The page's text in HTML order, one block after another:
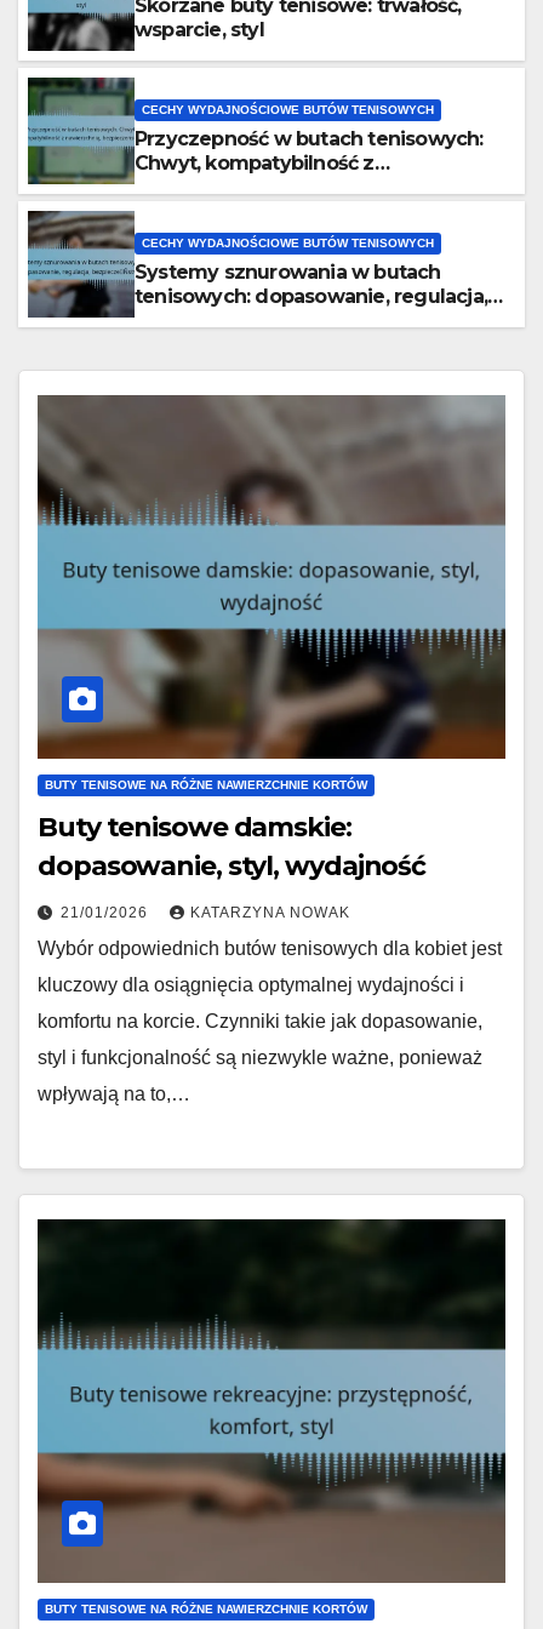
Skórzane buty tenisowe: trwałość,
wsparcie, styl
CECHY WYDAJNOŚCIOWE BUTÓW TENISOWYCH
Przyczepność w butach tenisowych:
Chwyt, kompatybilność z
CECHY WYDAJNOŚCIOWE BUTÓW TENISOWYCH
Systemy sznurowania w butach
tenisowych: dopasowanie, regulacja,
BUTY TENISOWE NA RÓŻNE NAWIERZCHNIE KORTÓW
Buty tenisowe damskie:
dopasowanie, styl, wydajność
21/01/2026 KATARZYNA NOWAK
Wybór odpowiednich butów tenisowych dla kobiet jest
kluczowy dla osiągnięcia optymalnej wydajności i
komfortu na korcie. Czynniki takie jak dopasowanie,
styl i funkcjonalność są niezwykle ważne, ponieważ
wpływają na to,…
BUTY TENISOWE NA RÓŻNE NAWIERZCHNIE KORTÓW